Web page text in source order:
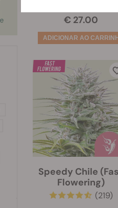
€ 27.00
Speedy Chile
Flowering)
(219)